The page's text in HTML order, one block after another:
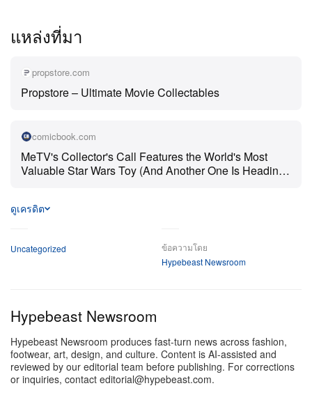
ทะลุสถิติที่ 1,342,000 ดอลลาร์สหรัฐ ดีลตัวเลขเจ็ดหลักสุด
อลังการครั้งนี้ทำลายสถิติโลกหลายรายการในทันที และ
สถาปนาให้ชิ้นนี้กลายเป็นทั้งของเล่น และแอ็กชันฟิกเกอร์
ที่แพงที่สุดเท่าที่เคยมีการประมูลมา
1979 จาก Kenner นั้นฝังรากมาจากดีเทลทางเทคนิคใน
แต่ละเวอร์ชัน และชะตากรรมสายการผลิตที่ถูกสั่งหยุด
แบบหักดิบ เดิมทีฟิกเกอร์ตัวนี้ถูกออกแบบมาเป็นของแจก
พร้อมจุดขายเป็นกระเป๋าเป้แบบสปริงที่สามารถยิงมิสไซล์
คืนเพราะปัญหาความปลอดภัยและความเสี่ยงต่อการสำลัก
ส่วนใหญ่จึงถูกทำลาย เหลือเพียงไม่กี่ต้นแบบที่รอดมาได้—
ซึ่งมักถูกเก็บรักษาโดยอดีตพนักงาน—จนกลายเป็นสุดยอด
ของหวงแหนในฝันของนักสะสมทั่วโลก
ท่ามกลางของสะสมหายากที่รอดมาได้เหล่านี้ โมเดล
แหล่งที่มา
propstore.com
Propstore – Ultimate Movie Collectables
comicbook.com
MeTV's Collector's Call Features the World's Most
Valuable Star Wars Toy (And Another One Is Heading
ดูเครดิต
Uncategorized
ข้อความโดย
Hypebeast Newsroom
Hypebeast Newsroom
Hypebeast Newsroom produces fast-turn news across fashion,
footwear, art, design, and culture. Content is AI-assisted and
reviewed by our editorial team before publishing. For corrections
or inquiries, contact editorial@hypebeast.com.